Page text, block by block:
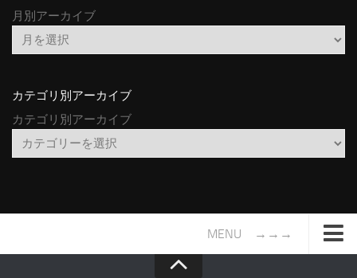
月別アーカイブ
カテゴリ別アーカイブ
カテゴリ別アーカイブ
MENU →→→